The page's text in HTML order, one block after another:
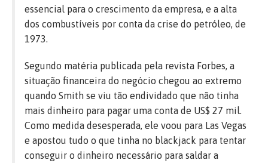
essencial para o crescimento da empresa, e a alta
dos combustíveis por conta da crise do petróleo, de
1973.
Segundo matéria publicada pela revista Forbes, a
situação financeira do negócio chegou ao extremo
quando Smith se viu tão endividado que não tinha
mais dinheiro para pagar uma conta de US$ 27 mil.
Como medida desesperada, ele voou para Las Vegas
e apostou tudo o que tinha no blackjack para tentar
conseguir o dinheiro necessário para saldar a